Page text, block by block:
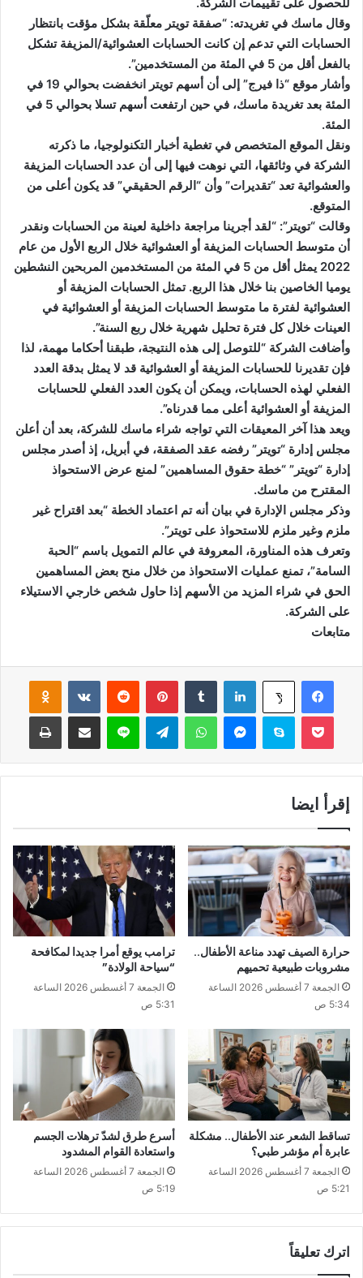
وقال ماسك في تغريدته: “صفقة تويتر معلّقة بشكل مؤقت بانتظار
الحسابات التي تدعم إن كانت الحسابات العشوائية/المزيفة تشكل
بالفعل أقل من 5 في المئة من المستخدمين”.
وأشار موقع “ذا فيرج” إلى أن أسهم تويتر انخفضت بحوالي 19 في
المئة بعد تغريدة ماسك، في حين ارتفعت أسهم تسلا بحوالي 5 في
المئة.
ونقل الموقع المتخصص في تغطية أخبار التكنولوجيا، ما ذكرته
الشركة في وثائقها، التي نوهت فيها إلى أن عدد الحسابات المزيفة
والعشوائية تعد “تقديرات” وأن “الرقم الحقيقي” قد يكون أعلى من
المتوقع.
وقالت “تويتر”: “لقد أجرينا مراجعة داخلية لعينة من الحسابات ونقدر
أن متوسط الحسابات المزيفة أو العشوائية خلال الربع الأول من عام
2022 يمثل أقل من 5 في المئة من المستخدمين المربحين النشطين
يوميا الخاصين بنا خلال هذا الربع. تمثل الحسابات المزيفة أو
العشوائية لفترة ما متوسط الحسابات المزيفة أو العشوائية في
العينات خلال كل فترة تحليل شهرية خلال ربع السنة”.
وأضافت الشركة “للتوصل إلى هذه النتيجة، طبقنا أحكاما مهمة، لذا
فإن تقديرنا للحسابات المزيفة أو العشوائية قد لا يمثل بدقة العدد
الفعلي لهذه الحسابات، ويمكن أن يكون العدد الفعلي للحسابات
المزيفة أو العشوائية أعلى مما قدرناه”.
ويعد هذا آخر المعيقات التي تواجه شراء ماسك للشركة، بعد أن أعلن
مجلس إدارة “تويتر” رفضه عقد الصفقة، في أبريل، إذ أصدر مجلس
إدارة “تويتر” “خطة حقوق المساهمين” لمنع عرض الاستحواذ
المقترح من ماسك.
وذكر مجلس الإدارة في بيان أنه تم اعتماد الخطة “بعد اقتراح غير
ملزم وغير ملزم للاستحواذ على تويتر”.
وتعرف هذه المناورة، المعروفة في عالم التمويل باسم “الحبة
السامة”، تمنع عمليات الاستحواذ من خلال منح بعض المساهمين
الحق في شراء المزيد من الأسهم إذا حاول شخص خارجي الاستيلاء
على الشركة.
متابعات
فيسبوك ‫X لينكدإن بينتيريست
سكايب واتساب لاين
إقرأ ايضا
حرارة الصيف تهدد مناعة الأطفال..
مشروبات طبيعية تحميهم
الجمعة 7 أغسطس 2026 الساعة
5:34 ص
ترامب يوقع أمرا جديدا لمكافحة
“سياحة الولادة”
الجمعة 7 أغسطس 2026 الساعة
5:31 ص
تساقط الشعر عند الأطفال.. مشكلة
عابرة أم مؤشر طبي؟
الجمعة 7 أغسطس 2026 الساعة
5:21 ص
أسرع طرق لشدّ ترهلات الجسم
واستعادة القوام المشدود
الجمعة 7 أغسطس 2026 الساعة
5:19 ص
اترك تعليقاً